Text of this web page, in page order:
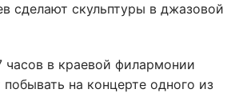
сделают скульптуры в джазовой
часов в краевой филармонии
побывать на концерте одного из